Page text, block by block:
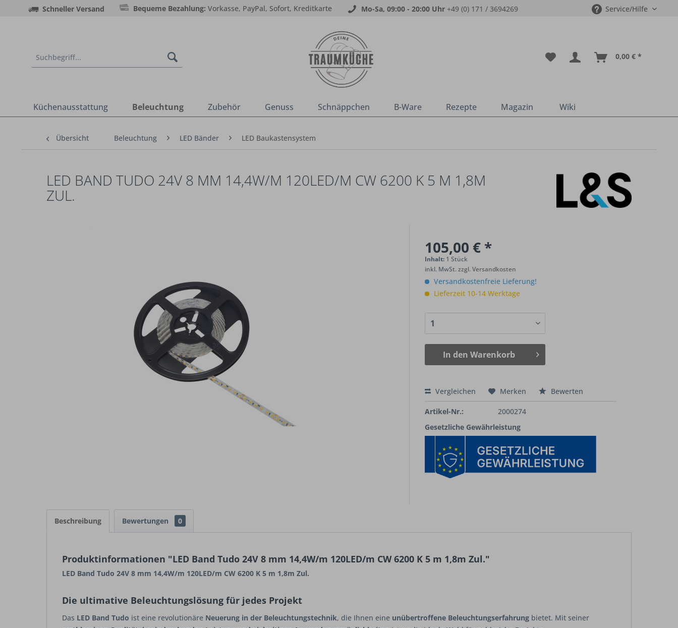
Schneller Versand Bequeme Bezahlung: Vorkasse, PayPal, Sofort, Kreditkarte Mo-Sa, 09:00 - 20:00 Uhr +49 (0) 171 / 3694269 Service/Hilfe
0,00 € *
Küchenausstattung Beleuchtung Zubehör Genuss Schnäppchen B-Ware Rezepte Magazin Wiki
Übersicht Beleuchtung LED Bänder LED Baukastensystem
LED BAND TUDO 24V 8 MM 14,4W/M 120LED/M CW 6200 K 5 M 1,8M
ZUL.
105,00 € *
Inhalt: 1 Stück
inkl. MwSt.zzgl. Versandkosten
Versandkostenfreie Lieferung!
Lieferzeit 10-14 Werktage
In den Warenkorb
Vergleichen Merken Bewerten
Artikel-Nr.:
2000274
Gesetzliche Gewährleistung
Beschreibung Bewertungen 0
Produktinformationen "LED Band Tudo 24V 8 mm 14,4W/m 120LED/m CW 6200 K 5 m 1,8m Zul."
LED Band Tudo 24V 8 mm 14,4W/m 120LED/m CW 6200 K 5 m 1,8m Zul.
Die ultimative Beleuchtungslösung für jedes Projekt
Das LED Band Tudo ist eine revolutionäre Neuerung in der Beleuchtungstechnik, die Ihnen eine unübertroffene Beleuchtungserfahrung bietet. Mit seiner